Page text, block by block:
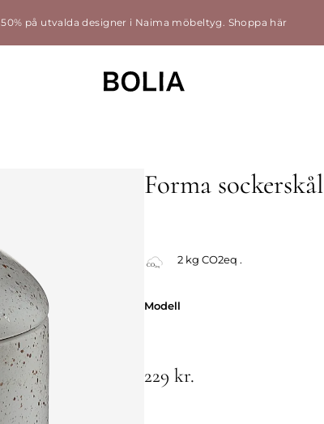
50% på utvalda designer i Naima möbeltyg. Shoppa här
Forma sockerskål
2 kg CO2eq .
Modell
229 kr.